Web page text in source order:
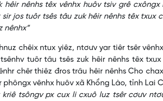
hêir nênhs têx vênhx huôv tsiv grê
jos tuôr tsês tâu zuk hêir nênhs têx txux
nênhx”
chêix ntux yiêz, ntơưv yar tiêr tsêr vênhx
tuôr tâu tsês zuk hêir nênhs têx
chêr thiêz đros trâu hêir nênhs Cho
vênhx huôv xã Khổng Lào, tỉnh Lai
tsôngv px cux li cxuô luz tsêr cơưv